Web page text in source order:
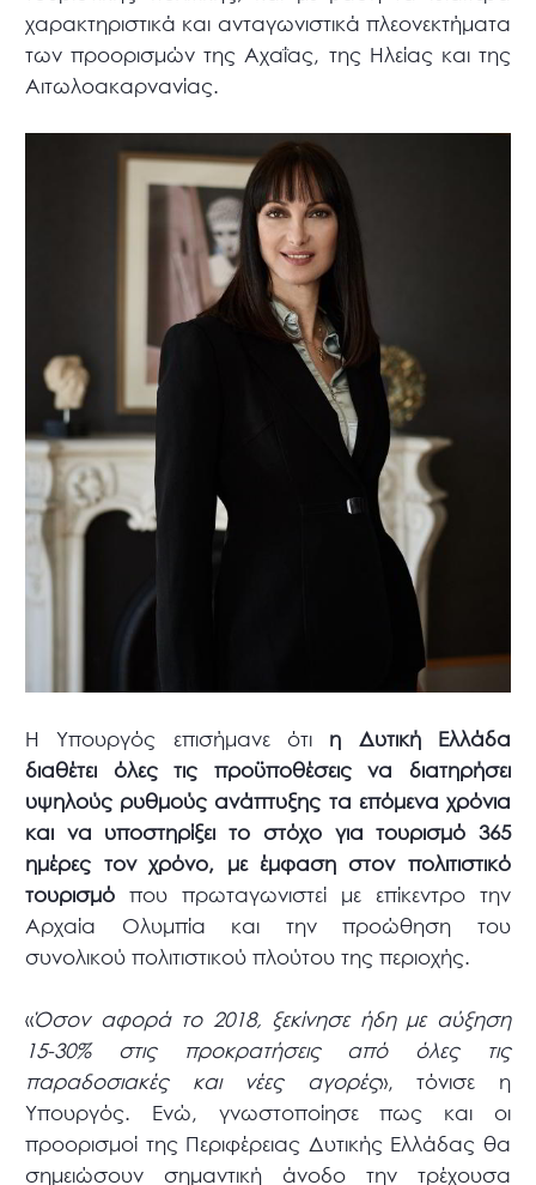
χαρακτηριστικά και ανταγωνιστικά πλεονεκτήματα
των προορισμών της Αχαΐας, της Ηλείας και της
Αιτωλοακαρνανίας.
Η Υπουργός επισήμανε ότι η Δυτική Ελλάδα
διαθέτει όλες τις προϋποθέσεις να διατηρήσει
υψηλούς ρυθμούς ανάπτυξης τα επόμενα χρόνια
και να υποστηρίξει το στόχο για τουρισμό 365
ημέρες τον χρόνο, με έμφαση στον πολιτιστικό
τουρισμό που πρωταγωνιστεί με επίκεντρο την
Αρχαία Ολυμπία και την προώθηση του
συνολικού πολιτιστικού πλούτου της περιοχής.
«Όσον αφορά το 2018, ξεκίνησε ήδη με αύξηση
15-30% στις προκρατήσεις από όλες τις
παραδοσιακές και νέες αγορές», τόνισε η
Υπουργός. Ενώ, γνωστοποίησε πως και οι
προορισμοί της Περιφέρειας Δυτικής Ελλάδας θα
σημειώσουν σημαντική άνοδο την τρέχουσα